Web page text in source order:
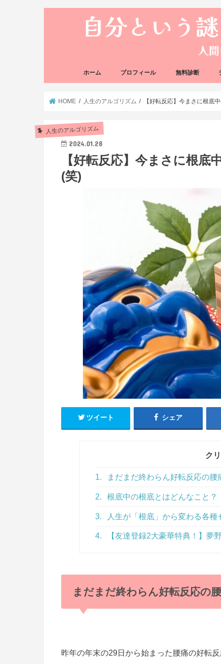
ホーム プロフィール 無料診断
HOME 人生のアルゴリズム 【好転反応】今まさに根底
人生のアルゴリズム
2024.01.28
【好転反応】今まさに根
(笑)
ツイート シェア
ク
1. まだまだ終わらん好転反応の腰
2. 根底中の根底とはどんなこと？
3. 人生が「根底」から変わる各種
4. 【友達登録2大豪華特典！】夢
まだまだ終わらん好転反応の
昨年の年末の29日から始まった腰痛の好転